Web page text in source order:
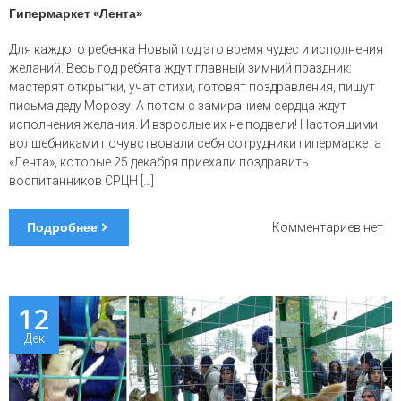
Гипермаркет «Лента»
Для каждого ребенка Новый год это время чудес и исполнения
желаний. Весь год ребята ждут главный зимний праздник:
мастерят открытки, учат стихи, готовят поздравления, пишут
письма деду Морозу. А потом с замиранием сердца ждут
исполнения желания. И взрослые их не подвели! Настоящими
волшебниками почувствовали себя сотрудники гипермаркета
«Лента», которые 25 декабря приехали поздравить
воспитанников СРЦН […]
Подробнее Комментариев кнет
12
Дек